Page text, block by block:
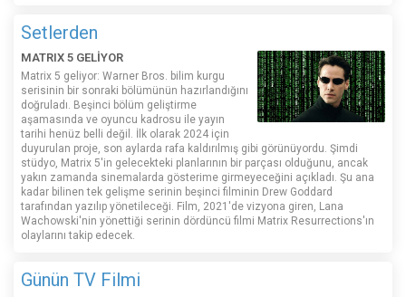
Setlerden
MATRIX 5 GELİYOR
Matrix 5 geliyor: Warner Bros. bilim kurgu
serisinin bir sonraki bölümünün hazırlandığını
doğruladı. Beşinci bölüm geliştirme
aşamasında ve oyuncu kadrosu ile yayın
tarihi henüz belli değil. İlk olarak 2024 için
duyurulan proje, son aylarda rafa kaldırılmış gibi görünüyordu. Şimdi
stüdyo, Matrix 5'in gelecekteki planlarının bir parçası olduğunu, ancak
yakın zamanda sinemalarda gösterime girmeyeceğini açıkladı. Şu ana
kadar bilinen tek gelişme serinin beşinci filminin Drew Goddard
tarafından yazılıp yönetileceği. Film, 2021'de vizyona giren, Lana
Wachowski'nin yönettiği serinin dördüncü filmi Matrix Resurrections'ın
olaylarını takip edecek.
Günün TV Filmi